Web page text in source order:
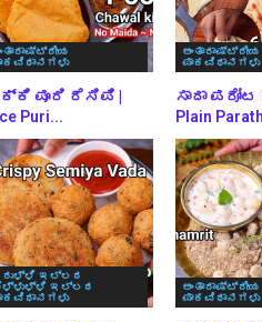
ಪೂರಿ ರೆಸಿಪಿ |
Puri...
ಅಂತಾರಾಷ್ಟ್ರೀಯ
ಪಾಕವಿಧಾನಗಳು
ಸಾದಾ
Plain
ಇಲ್ಲದ
ಇಲ್ಲದ ಅಂತಾರಾಷ್ಟ್ರೀಯ
ಪಾಕವಿಧಾನಗಳು